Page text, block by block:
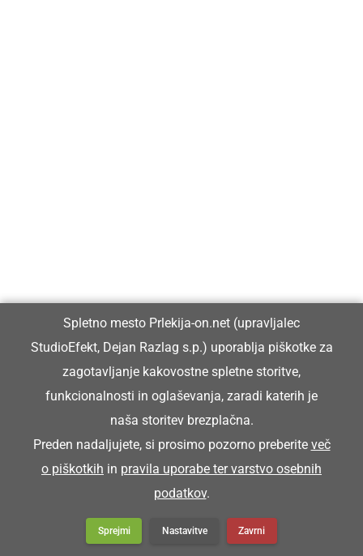
Spletno mesto Prlekija-on.net (upravljalec
StudioEfekt, Dejan Razlag s.p.) uporablja piškotke za
zagotavljanje kakovostne spletne storitve,
funkcionalnosti in oglaševanja, zaradi katerih je
naša storitev brezplačna.
Preden nadaljujete, si prosimo pozorno preberite več
o piškotkih in pravila uporabe ter varstvo osebnih
podatkov.
Sprejmi Nastavitve Zavrni